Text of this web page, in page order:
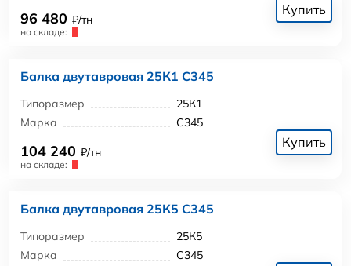
96 480 ₽/тн
на складе:
Купить
Балка двутавровая 25К1 С345
Типоразмер
25К1
Марка
С345
104 240 ₽/тн
на складе:
Купить
Балка двутавровая 25К5 С345
Типоразмер
25К5
Марка
С345